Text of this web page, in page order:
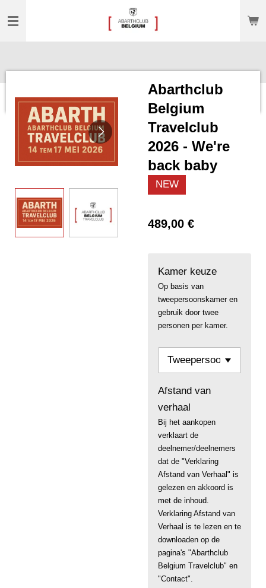
Passer
au
Abarthclub
Belgium
Travelclub
2026 - We're
back baby
NEW
489,00 €
Kamer keuze
Op basis van
tweepersoonskamer en
gebruik door twee
personen per kamer.
Afstand van
verhaal
Bij het aankopen
verklaart de
deelnemer/deelnemers
dat de "Verklaring
Afstand van Verhaal" is
gelezen en akkoord is
met de inhoud.
Verklaring Afstand van
Verhaal is te lezen en te
downloaden op de
pagina's "Abarthclub
Belgium Travelclub" en
"Contact".